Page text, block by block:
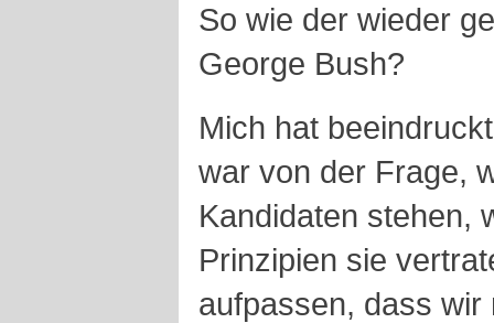
So wie der wieder
George Bush?
Mich hat
war von der Frage,
Kandidaten stehen,
Prinzipien sie
aufpassen, dass wir